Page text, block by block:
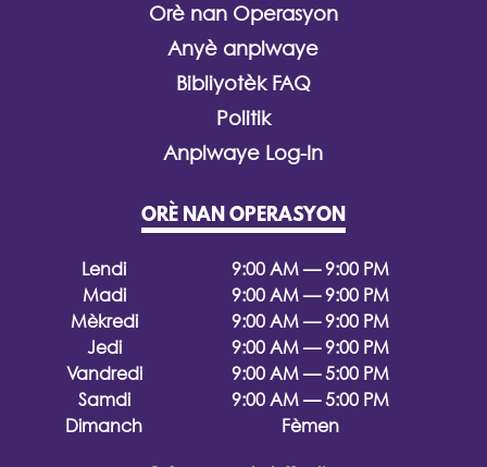
Orè nan Operasyon
Anyè anplwaye
Bibliyotèk FAQ
Politik
Anplwaye Log-In
ORÈ NAN OPERASYON
Lendi
9:00 AM — 9:00 PM
Madi
9:00 AM — 9:00 PM
Mèkredi
9:00 AM — 9:00 PM
Jedi
9:00 AM — 9:00 PM
Vandredi
9:00 AM — 5:00 PM
Samdi
9:00 AM — 5:00 PM
Dimanch
Fèmen